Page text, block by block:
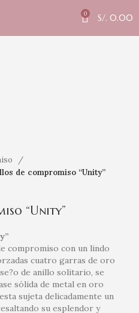
0 S/. 0.00
de compromiso “Unity”
“Unity”
compromiso con un lindo
cuatro garras de oro
de anillo solitario, se
sólida de metal en oro
sujeta delicadamente un
su esplendor y